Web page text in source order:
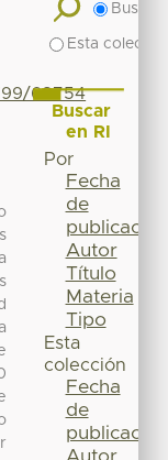
68754
Buscar
Esta
Buscar
en RI
Por
Fecha
de
publicación
Autor
Título
Materia
Tipo
Esta
colección
Fecha
de
publicación